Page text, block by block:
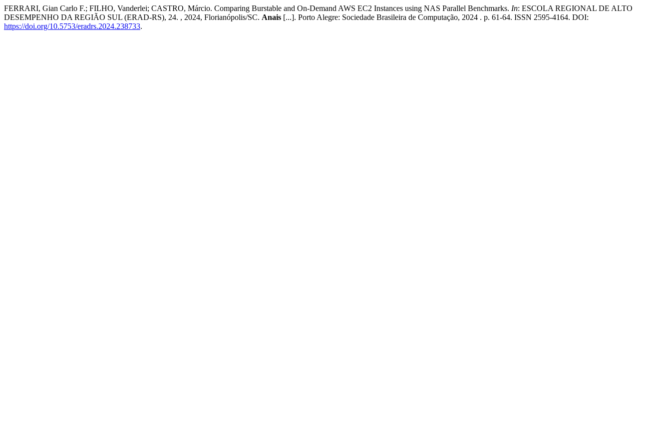
FERRARI, Gian Carlo F.; FILHO, Vanderlei; CASTRO, Márcio. Comparing Burstable and On-Demand AWS EC2 Instances using NAS Parallel Benchmarks. In: ESCOLA REGIONAL DE ALTO
DESEMPENHO DA REGIÃO SUL (ERAD-RS), 24. , 2024, Florianópolis/SC. Anais [...]. Porto Alegre: Sociedade Brasileira de Computação, 2024 . p. 61-64. ISSN 2595-4164. DOI:
https://doi.org/10.5753/eradrs.2024.238733.